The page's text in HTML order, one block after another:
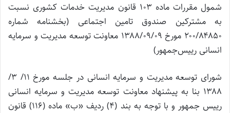
شمول مقررات ماده ۱۰۳ قانون مدیریت خدمات کشوری نسبت
به مشترکین صندوق تامین اجتماعی (بخشنامه شماره
۲۰۰/۸۴۸۵۰ مورخ ۱۳۸۸/۰۹/۰۹ معاونت توسعه مدیریت و سرمایه
انسانی رییس‌جمهور)
شورای توسعه مدیریت و سرمایه انسانی در جلسه مورخ ۱۱/ ۳/
۱۳۸۸ بنا به پیشنهاد معاونت توسعه مدیریت و سرمایه انسانی
رییس جمهور و با توجه به بند (۴) ردیف «ب» ماده (۱۱۶) قانون